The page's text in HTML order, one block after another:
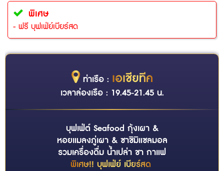
พิเศษ
- ฟรี บุฟเฟ่ย์เบียร์สด
ท่าเรือ : เอเชียทีค
เวลาล่องเรือ : 19.45-21.45 น.
บุฟเฟ่ต์ Seafood กุ้งเผา &
หอยแมลงภู่เผา & ซาชิมิแซลมอล
รวมเครื่องดื่ม น้ำเปล่า ชา กาแฟ
พิเศษ!! บุฟเฟ่ย์ เบียร์สด